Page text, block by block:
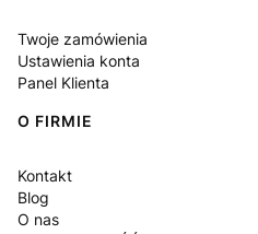
Twoje zamówienia
Ustawienia konta
Panel Klienta
O FIRMIE
Kontakt
Blog
O nas